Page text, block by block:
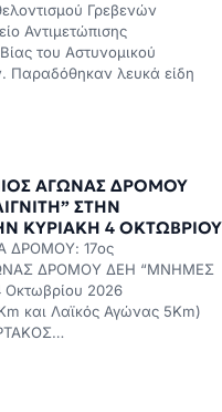
Γρεβενών
Αντιμετώπισης
του Αστυνομικού
Παραδόθηκαν λευκά είδη
ΑΓΩΝΑΣ ΔΡΟΜΟΥ
ΣΤΗΝ
ΚΥΡΙΑΚΗ 4 ΟΚΤΩΒΡΙΟΥ
ΔΡΟΜΟΥ: 17ος
ΔΡΟΜΟΥ ΔΕΗ “ΜΝΗΜΕΣ
Οκτωβρίου 2026
και Λαϊκός Αγώνας 5Km)